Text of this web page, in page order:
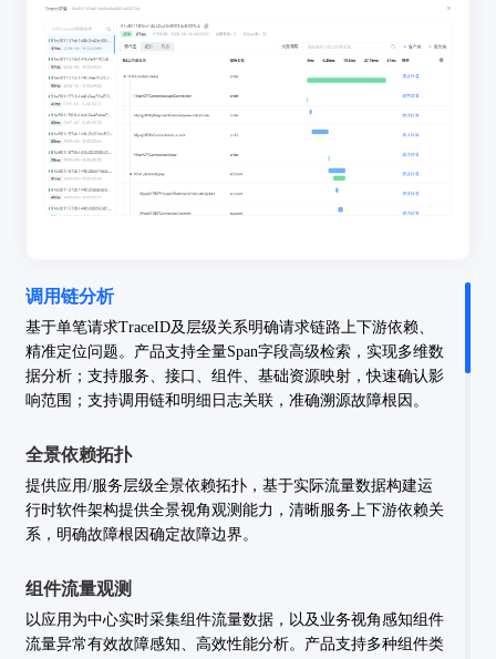
调用链分析
基于单笔请求TraceID及层级关系明确请求链路上下游依赖、
精准定位问题。产品支持全量Span字段高级检索，实现多维数
据分析；支持服务、接口、组件、基础资源映射，快速确认影
响范围；支持调用链和明细日志关联，准确溯源故障根因。
全景依赖拓扑
提供应用/服务层级全景依赖拓扑，基于实际流量数据构建运
行时软件架构提供全景视角观测能力，清晰服务上下游依赖关
系，明确故障根因确定故障边界。
组件流量观测
以应用为中心实时采集组件流量数据，以及业务视角感知组件
流量异常有效故障感知、高效性能分析。产品支持多种组件类